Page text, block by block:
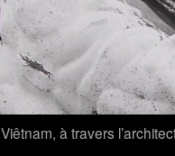
Viêtnam, à travers